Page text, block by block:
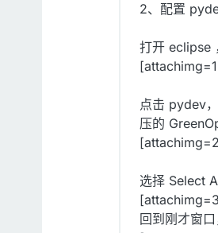
2、配置
打开 eclipse
点击 pydev
压的
选择 Select
回到刚才窗